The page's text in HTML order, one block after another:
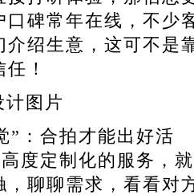
口碑常年在线，不少
介绍生意，这可不是
！
：合拍才能出好活
定制化的服务，就
，聊聊需求，看看对